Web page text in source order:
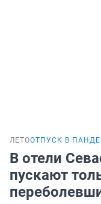
ЛЕТООТПУСК В
В отели
пускают